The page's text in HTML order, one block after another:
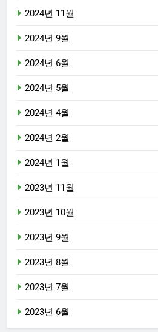
2024년 11월
2024년 9월
2024년 6월
2024년 5월
2024년 4월
2024년 2월
2024년 1월
2023년 11월
2023년 10월
2023년 9월
2023년 8월
2023년 7월
2023년 6월